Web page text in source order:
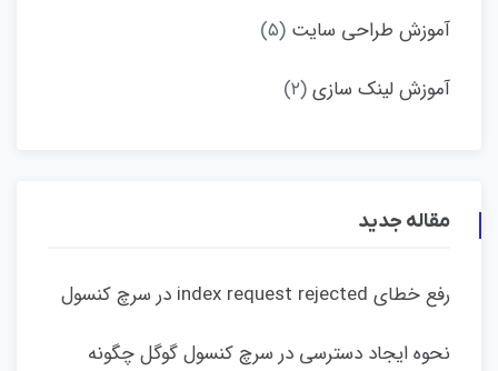
آموزش طراحی سایت (۵)
آموزش لینک سازی(۲)
مقاله جدید
رفع خطای index request rejected در سرچ کنسول
نحوه ایجاد دسترسی در سرچ کنسول گوگل چگونه